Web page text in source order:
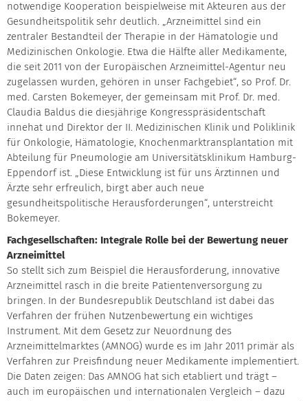
notwendige Kooperation beispielweise mit Akteuren aus der
Gesundheitspolitik sehr deutlich. „Arzneimittel sind ein
zentraler Bestandteil der Therapie in der Hämatologie und
Medizinischen Onkologie. Etwa die Hälfte aller Medikamente,
die seit 2011 von der Europäischen Arzneimittel-Agentur neu
zugelassen wurden, gehören in unser Fachgebiet“, so Prof. Dr.
med. Carsten Bokemeyer, der gemeinsam mit Prof. Dr. med.
Claudia Baldus die diesjährige Kongresspräsidentschaft
innehat und Direktor der II. Medizinischen Klinik und Poliklinik
für Onkologie, Hämatologie, Knochenmarktransplantation mit
Abteilung für Pneumologie am Universitätsklinikum Hamburg-
Eppendorf ist. „Diese Entwicklung ist für uns Ärztinnen und
Ärzte sehr erfreulich, birgt aber auch neue
gesundheitspolitische Herausforderungen“, unterstreicht
Bokemeyer.
Fachgesellschaften: Integrale Rolle bei der Bewertung neuer
Arzneimittel
So stellt sich zum Beispiel die Herausforderung, innovative
Arzneimittel rasch in die breite Patientenversorgung zu
bringen. In der Bundesrepublik Deutschland ist dabei das
Verfahren der frühen Nutzenbewertung ein wichtiges
Instrument. Mit dem Gesetz zur Neuordnung des
Arzneimittelmarktes (AMNOG) wurde es im Jahr 2011 primär als
Verfahren zur Preisfindung neuer Medikamente implementiert.
Die Daten zeigen: Das AMNOG hat sich etabliert und trägt –
auch im europäischen und internationalen Vergleich – dazu